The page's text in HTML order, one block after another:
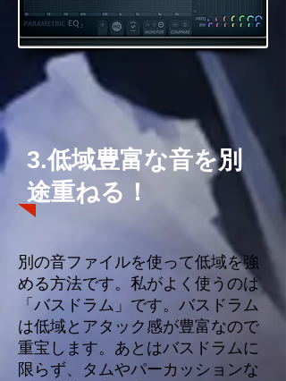
3.低域豊富な音を別
途重ねる！
別の音ファイルを使って低域を強
める方法です。私がよく使うのは
「バスドラム」です。バスドラム
は低域とアタック感が豊富なので
重宝します。あとはバスドラムに
限らず、タムやパーカッションな